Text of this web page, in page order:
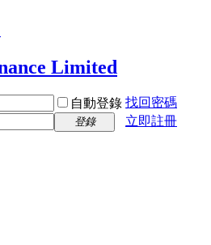
自動登錄 找回密碼
登錄
立即註冊